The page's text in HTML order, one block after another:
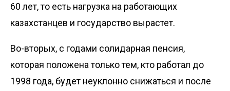
60 лет, то есть нагрузка на работающих
казахстанцев и государство вырастет.
Во-вторых, с годами солидарная пенсия,
которая положена только тем, кто работал до
1998 года, будет неуклонно снижаться и после